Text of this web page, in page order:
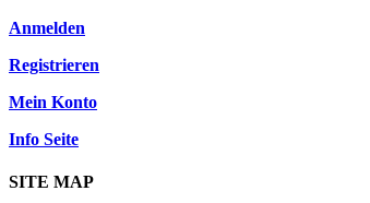
Anmelden
Registrieren
Mein Konto
Info Seite
SITE MAP